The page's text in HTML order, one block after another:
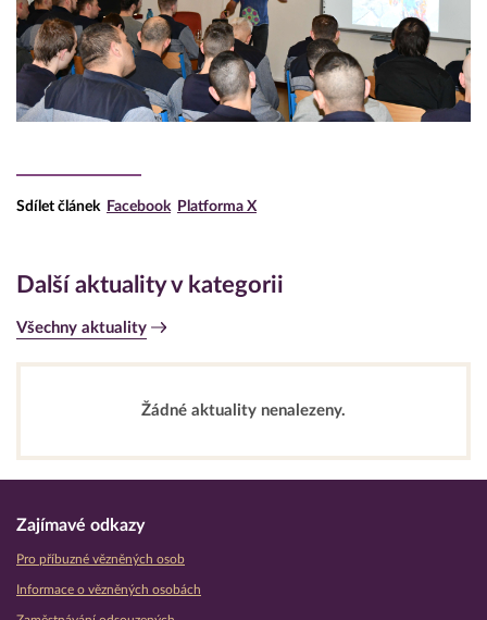
Sdílet článek Facebook Platforma X
Další aktuality v kategorii
Všechny aktuality
Žádné aktuality nenalezeny.
Zajímavé odkazy
Pro příbuzné vězněných osob
Informace o vězněných osobách